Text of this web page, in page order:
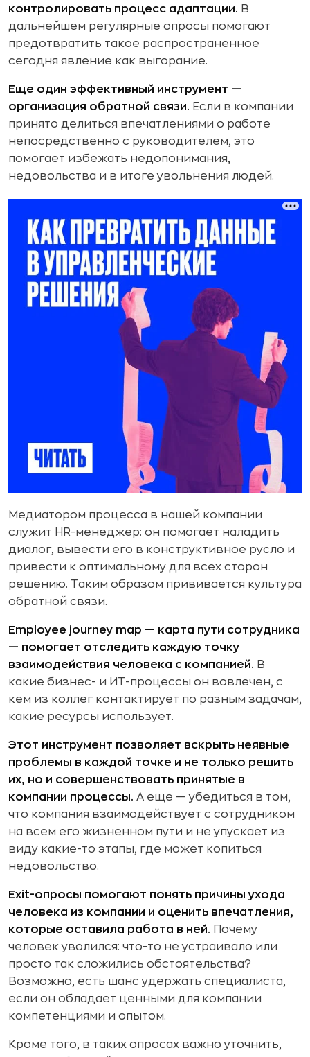
контролировать процесс адаптации. В
дальнейшем регулярные опросы помогают
предотвратить такое распространенное
сегодня явление как выгорание.
Еще один эффективный инструмент —
организация обратной связи. Если в компании
принято делиться впечатлениями о работе
непосредственно с руководителем, это
помогает избежать недопонимания,
недовольства и в итоге увольнения людей.
Медиатором процесса в нашей компании
служит HR-менеджер: он помогает наладить
диалог, вывести его в конструктивное русло и
привести к оптимальному для всех сторон
решению. Таким образом прививается культура
обратной связи.
Employee journey map — карта пути сотрудника
— помогает отследить каждую точку
взаимодействия человека с компанией. В
какие бизнес- и ИТ-процессы он вовлечен, с
кем из коллег контактирует по разным задачам,
какие ресурсы использует.
Этот инструмент позволяет вскрыть неявные
проблемы в каждой точке и не только решить
их, но и совершенствовать принятые в
компании процессы. А еще — убедиться в том,
что компания взаимодействует с сотрудником
на всем его жизненном пути и не упускает из
виду какие-то этапы, где может копиться
недовольство.
Exit-опросы помогают понять причины ухода
человека из компании и оценить впечатления,
которые оставила работа в ней. Почему
человек уволился: что-то не устраивало или
просто так сложились обстоятельства?
Возможно, есть шанс удержать специалиста,
если он обладает ценными для компании
компетенциями и опытом.
Кроме того, в таких опросах важно уточнить,